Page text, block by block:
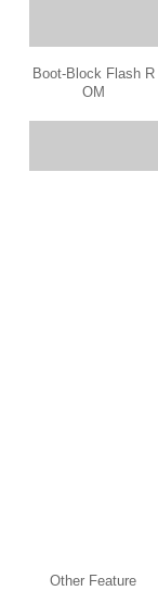
Boot-Block Flash R
OM
Other Feature